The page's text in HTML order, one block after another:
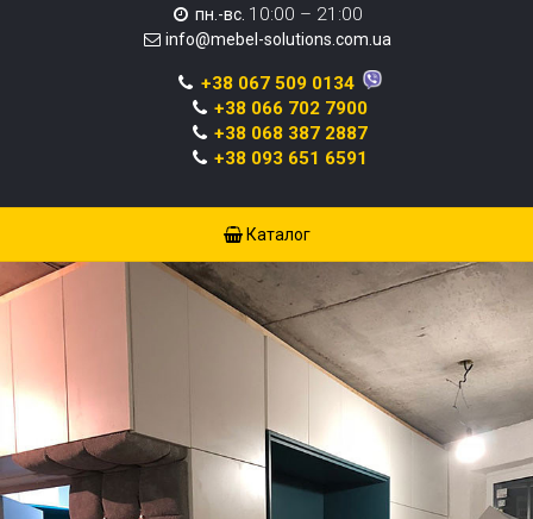
пн.-вс. 10:00 – 21:00
info@mebel-solutions.com.ua
+38 067 509 0134
+38 066 702 7900
+38 068 387 2887
+38 093 651 6591
Каталог